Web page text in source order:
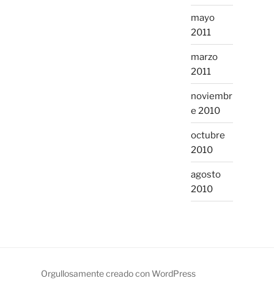
mayo
2011
marzo
2011
noviembr
e 2010
octubre
2010
agosto
2010
Orgullosamente creado con WordPress